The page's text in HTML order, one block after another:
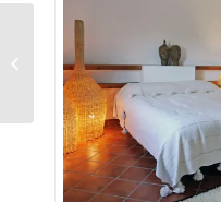
Bodas celebradas en el
2018 (Celebrities)